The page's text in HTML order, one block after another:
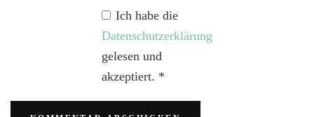
Ich habe die
Datenschutzerklärung
gelesen und
akzeptiert. *